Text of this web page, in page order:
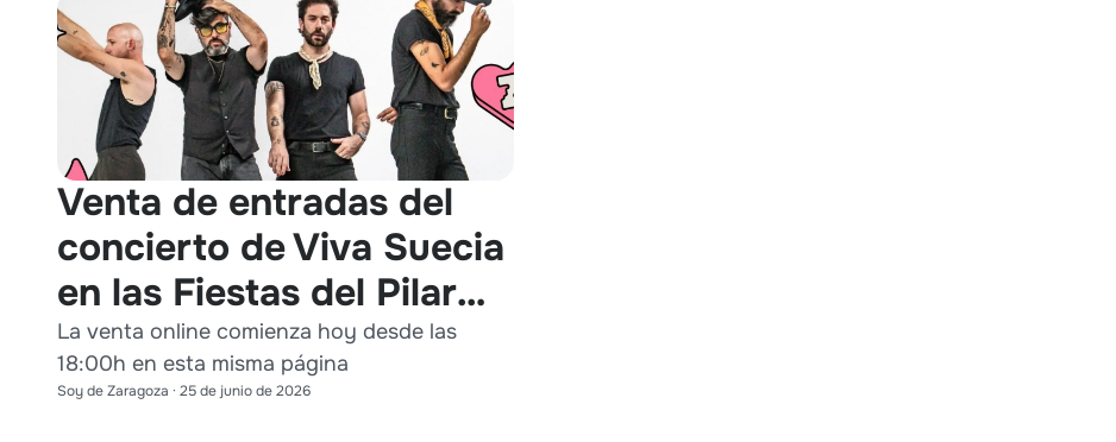
Venta de entradas del
concierto de Viva Suecia
en las Fiestas del Pilar
2026
La venta online comienza hoy desde las
18:00h en esta misma página
Soy de Zaragoza · 25 de junio de 2026